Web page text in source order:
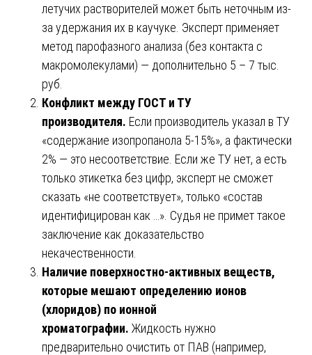
летучих растворителей может быть неточным из-
за удержания их в каучуке. Эксперт применяет
метод парофазного анализа (без контакта с
макромолекулами) — дополнительно 5 – 7 тыс.
руб.
Конфликт между ГОСТ и ТУ
производителя. Если производитель указал в ТУ
«содержание изопропанола 5-15%», а фактически
2% — это несоответствие. Если же ТУ нет, а есть
только этикетка без цифр, эксперт не сможет
сказать «не соответствует», только «состав
идентифицирован как …». Судья не примет такое
заключение как доказательство
некачественности.
Наличие поверхностно-активных веществ,
которые мешают определению ионов
(хлоридов) по ионной
хроматографии. Жидкость нужно
предварительно очистить от ПАВ (например,